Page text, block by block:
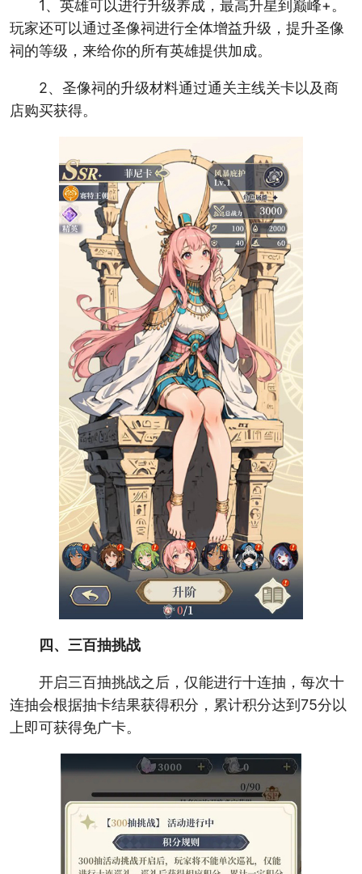
1、英雄可以进行升级养成，最高升星到巅峰+。
玩家还可以通过圣像祠进行全体增益升级，提升圣像
祠的等级，来给你的所有英雄提供加成。
2、圣像祠的升级材料通过通关主线关卡以及商
店购买获得。
四、三百抽挑战
开启三百抽挑战之后，仅能进行十连抽，每次十
连抽会根据抽卡结果获得积分，累计积分达到75分以
上即可获得免广卡。